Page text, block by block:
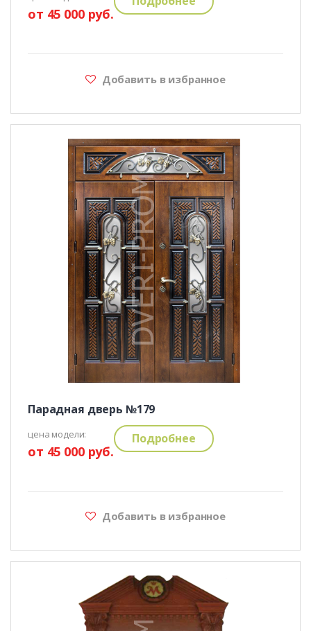
от 45 000 руб.
Добавить в избранное
Парадная дверь №179
цена модели:
от 45 000 руб.
Подробнее
Добавить в избранное